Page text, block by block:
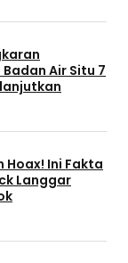
Air Situ 7
Hoax! Ini Fakta
Langgar